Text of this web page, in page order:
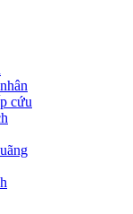
cứu